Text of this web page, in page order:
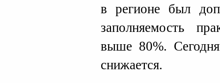
в регионе был
заполняемость
выше 80%. Сегодня
снижается.